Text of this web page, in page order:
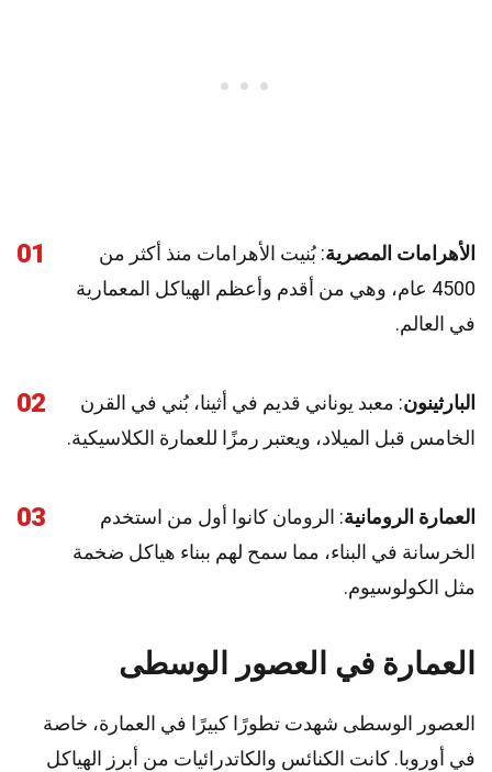
01 الأهرامات المصرية: بُنيت الأهرامات منذ أكثر من
4500 عام، وهي من أقدم وأعظم الهياكل المعمارية
في العالم.
02 البارثينون: معبد يوناني قديم في أثينا، بُني في القرن
الخامس قبل الميلاد، ويعتبر رمزًا للعمارة الكلاسيكية.
03 العمارة الرومانية: الرومان كانوا أول من استخدم
الخرسانة في البناء، مما سمح لهم ببناء هياكل ضخمة
مثل الكولوسيوم.
العمارة في العصور الوسطى
العصور الوسطى شهدت تطورًا كبيرًا في العمارة، خاصة
في أوروبا. كانت الكنائس والكاتدرائيات من أبرز الهياكل